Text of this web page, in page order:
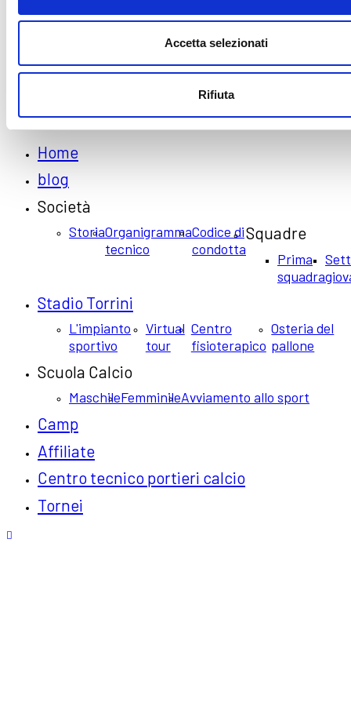
Accetta selezionati
Rifiuta
INFORMATIVE
Cookie e privacy policy
© Copyright 2021 Official website of SESTESE CALCIO S.S.D ARL |
Home
blog
Società
StoriaOrganigramma
tecnico
Codice di
condotta
Squadre
Prima
squadra
Stadio Torrini
L'impianto
sportivo
Virtual
tour
Centro
fisioterapico
Osteria del
pallone
Scuola Calcio
MaschileFemminileAvviamento allo sport
Camp
Affiliate
Centro tecnico portieri calcio
Tornei